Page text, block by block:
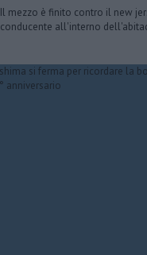
Il mezzo è finito contro il new
conducente all'interno